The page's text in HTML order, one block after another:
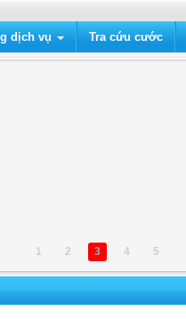
dịch vụ Tra cứu cước
1 2 3 4 5